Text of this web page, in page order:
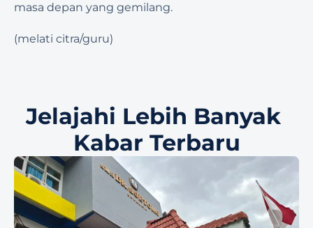
masa depan yang gemilang.
(melati citra/guru)
Jelajahi Lebih Banyak
Kabar Terbaru